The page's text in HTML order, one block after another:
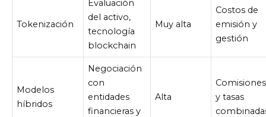
Tokenización
Evaluación
del activo,
tecnología
blockchain
Muy alta
Costos de
emisión y
gestión
Modelos
híbridos
Negociación
con
entidades
financieras y
Alta
Comisiones
y tasas